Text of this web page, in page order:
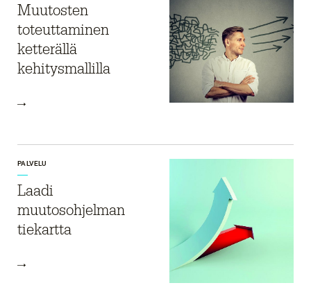
Muutosten
toteuttaminen
ketterällä
kehitysmallilla
PALVELU
Laadi
muutosohjelman
tiekartta